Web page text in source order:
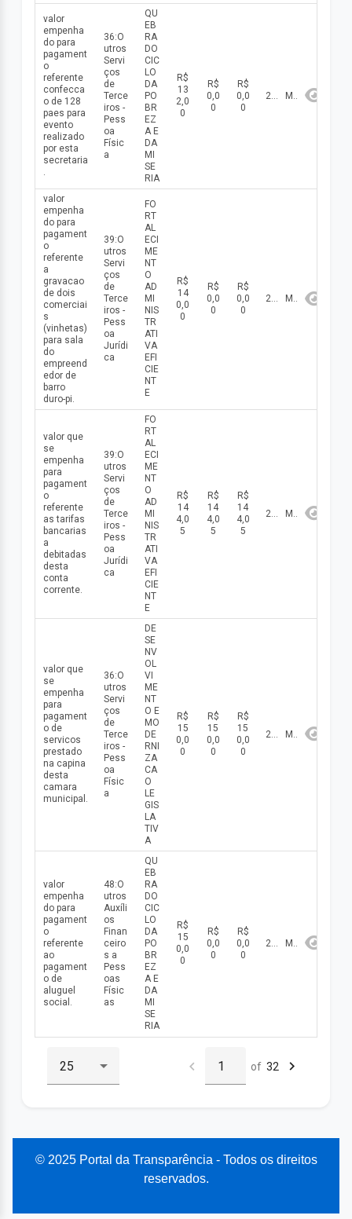
valor
empenha
do para
pagament
o
referente
confecca
o de 128
paes para
evento
realizado
por esta
secretaria
.
36:O
utros
Servi
ços
de
Terce
iros -
Pess
oa
Físic
a
QU
EB
RA
DO
CIC
LO
DA
PO
BR
EZ
A E
DA
MI
SE
RIA
R$
13
2,0
0
R$
0,0
0
R$
0,0
0
2026 Maio
valor
empenha
do para
pagament
o
referente
a
gravacao
de dois
comerciai
s
(vinhetas)
para sala
do
empreend
edor de
barro
duro-pi.
39:O
utros
Servi
ços
de
Terce
iros -
Pess
oa
Jurídi
ca
FO
RT
AL
ECI
ME
NT
O
AD
MI
NIS
TR
ATI
VA
EFI
CIE
NT
E
R$
14
0,0
0
R$
0,0
0
R$
0,0
0
2026 Maio
valor que
se
empenha
para
pagament
o
referente
as tarifas
bancarias
a
debitadas
desta
conta
corrente.
39:O
utros
Servi
ços
de
Terce
iros -
Pess
oa
Jurídi
ca
FO
RT
AL
ECI
ME
NT
O
AD
MI
NIS
TR
ATI
VA
EFI
CIE
NT
E
R$
14
4,0
5
R$
14
4,0
5
R$
14
4,0
5
2026 Maio
valor que
se
empenha
para
pagament
o de
servicos
prestado
na capina
desta
camara
municipal.
36:O
utros
Servi
ços
de
Terce
iros -
Pess
oa
Físic
a
DE
SE
NV
OL
VI
ME
NT
O E
MO
DE
RNI
ZA
CA
O
LE
GIS
LA
TIV
A
R$
15
0,0
0
R$
15
0,0
0
R$
15
0,0
0
2026 Maio
valor
empenha
do para
pagament
o
referente
ao
pagament
o de
aluguel
social.
48:O
utros
Auxíli
os
Finan
ceiro
s a
Pess
oas
Físic
as
QU
EB
RA
DO
CIC
LO
DA
PO
BR
EZ
A E
DA
MI
SE
RIA
R$
15
0,0
0
R$
0,0
0
R$
0,0
0
2026 Maio
of 32
© 2025 Portal da Transparência - Todos os direitos
reservados.